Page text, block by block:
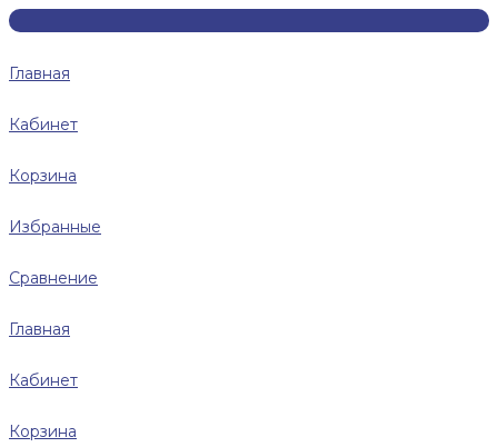
Главная
Кабинет
Корзина
Избранные
Сравнение
Главная
Кабинет
Корзина